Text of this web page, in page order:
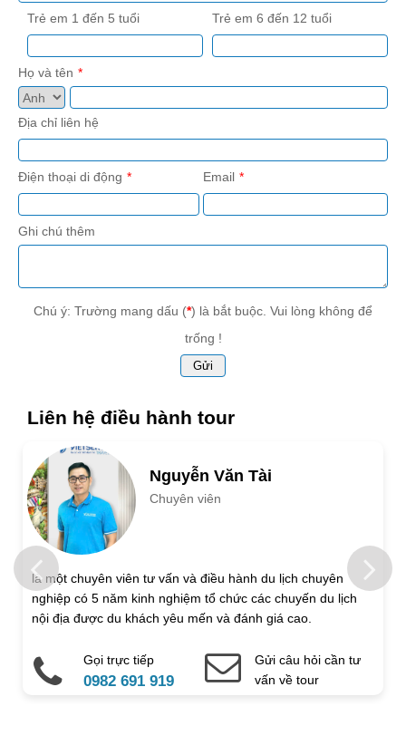
Trẻ em 1 đến 5 tuổi Trẻ em 6 đến 12 tuổi
Họ và tên
Địa chỉ liên hệ
Điện thoại di động Email
Ghi chú thêm
Chú ý: Trường mang dấu (*) là bắt buộc. Vui lòng không để
trống !
Liên hệ điều hành tour
Nguyễn Văn Tài
Chuyên viên
là một chuyên viên tư vấn và điều hành du lịch chuyên
nghiệp có 5 năm kinh nghiệm tổ chức các chuyến du lịch
nội địa được du khách yêu mến và đánh giá cao.
Gọi trực tiếp
0982 691 919
Gửi câu hỏi cần tư
vấn về tour